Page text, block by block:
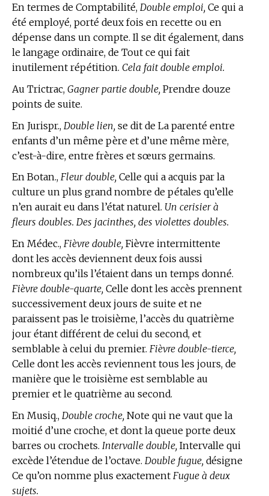
En termes de Comptabilité, Double emploi, Ce qui a
été employé, porté deux fois en recette ou en
dépense dans un compte. Il se dit également, dans
le langage ordinaire, de Tout ce qui fait
inutilement répétition. Cela fait double emploi.
Au Trictrac, Gagner partie double, Prendre douze
points de suite.
En Jurispr., Double lien, se dit de La parenté entre
enfants d’un même père et d’une même mère,
c’est-à-dire, entre frères et sœurs germains.
En Botan., Fleur double, Celle qui a acquis par la
culture un plus grand nombre de pétales qu’elle
n’en aurait eu dans l’état naturel. Un cerisier à
fleurs doubles. Des jacinthes, des violettes doubles.
En Médec., Fièvre double, Fièvre intermittente
dont les accès deviennent deux fois aussi
nombreux qu’ils l’étaient dans un temps donné.
Fièvre double-quarte, Celle dont les accès prennent
successivement deux jours de suite et ne
paraissent pas le troisième, l’accès du quatrième
jour étant différent de celui du second, et
semblable à celui du premier. Fièvre double-tierce,
Celle dont les accès reviennent tous les jours, de
manière que le troisième est semblable au
premier et le quatrième au second.
En Musiq., Double croche, Note qui ne vaut que la
moitié d’une croche, et dont la queue porte deux
barres ou crochets. Intervalle double, Intervalle qui
excède l’étendue de l’octave. Double fugue, désigne
Ce qu’on nomme plus exactement Fugue à deux
sujets.